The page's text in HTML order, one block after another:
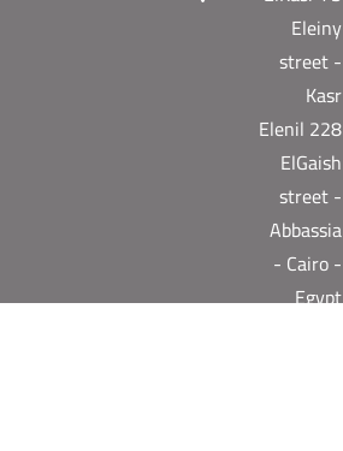
Eleiny
street -
Kasr
Elenil 228
ElGaish
street -
Abbassia
- Cairo -
Egypt